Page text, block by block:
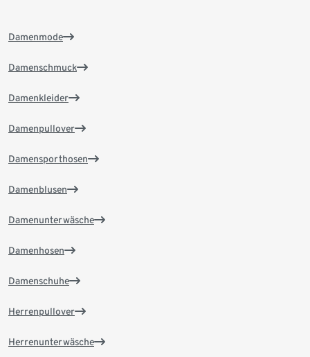
Damenmode
Damenschmuck
Damenkleider
Damenpullover
Damensporthosen
Damenblusen
Damenunterwäsche
Damenhosen
Damenschuhe
Herrenpullover
Herrenunterwäsche